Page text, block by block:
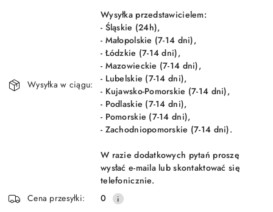
Wyślij
Wysyłka w ciągu:
Wysyłka przedstawicielem:
- Śląskie (24h),
- Małopolskie (7-14 dni),
- Łódzkie (7-14 dni),
- Mazowieckie (7-14 dni),
- Lubelskie (7-14 dni),
- Kujawsko-Pomorskie (7-14 dni),
- Podlaskie (7-14 dni),
- Pomorskie (7-14 dni),
- Zachodniopomorskie (7-14 dni).
W razie dodatkowych pytań proszę
wysłać e-maila lub skontaktować się
telefonicznie.
Cena przesyłki:
0